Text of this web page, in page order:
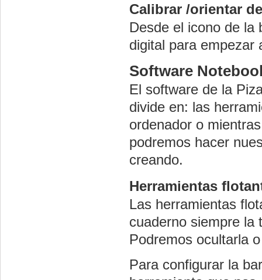
Calibrar /orientar
Desde el icono de la
digital para empezar
Software
El software de la
divide en: las
ordenador o
podremos hacer
creando.
Herramientas
Las herramientas
cuaderno siempre la
Podremos ocultarla
Para configurar la